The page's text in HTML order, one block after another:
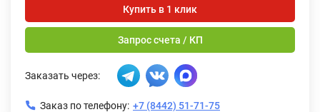
Купить в 1 клик
Запрос счета / КП
Заказать через:
Заказ по телефону: +7 (8442) 51-71-75